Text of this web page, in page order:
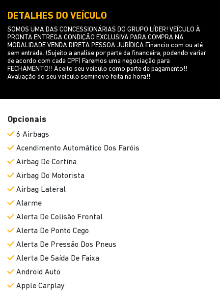
DETALHES DO VEÍCULO
SOMOS UMA DAS CONCESSIONÁRIAS DO GRUPO LÍDER! VEÍCULO À
PRONTA ENTREGA CONDIÇÃO EXCLUSIVA PARA COMPRA NA
MODALIDADE VENDA DIRETA PESSOA JURÍDICA Financio com ou até
sem entrada. (Sujeito a analise por parte da financeira, podendo variar
de acordo com cada CPF) Faremos uma negociação para
FECHAMENTO!! Aceito seu veículo como parte de pagamento!!
Avaliação do seu veículo seminovo feita na hora!!
Opcionais
6 Airbags
Acendimento Automático Dos Faróis
Airbag De Cortina
Airbag Do Motorista
Airbag Lateral
Alarme
Alerta De Colisão Frontal
Alerta De Ponto Cego
Alerta De Pressão Dos Pneus
Alerta De Saída De Faixa
Android Auto
Apple Carplay